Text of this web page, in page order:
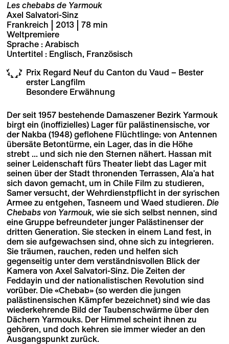
Les chebabs de Yarmouk
Axel Salvatori-Sinz
Frankreich | 2013 | 78 min
Weltpremiere
Sprache : Arabisch
Untertitel : Englisch, Französisch
Prix Regard Neuf du Canton du Vaud – Bester
erster Langfilm
Besondere Erwähnung
Der seit 1957 bestehende Damaszener Bezirk Yarmouk
birgt ein (inoffizielles) Lager für palästinensische, vor
der Nakba (1948) geflohene Flüchtlinge: von Antennen
übersäte Betontürme, ein Lager, das in die Höhe
strebt ... und sich nie den Sternen nähert. Hassan mit
seiner Leidenschaft fürs Theater liebt das Lager mit
seinen über der Stadt thronenden Terrassen, Ala'a hat
sich davon gemacht, um in Chile Film zu studieren,
Samer versucht, der Wehrdienstpflicht in der syrischen
Armee zu entgehen, Tasneem und Waed studieren. Die
Chebabs von Yarmouk, wie sie sich selbst nennen, sind
eine Gruppe befreundeter junger Palästinenser der
dritten Generation. Sie stecken in einem Land fest, in
dem sie aufgewachsen sind, ohne sich zu integrieren.
Sie träumen, rauchen, reden und helfen sich
gegenseitig unter dem verständnisvollen Blick der
Kamera von Axel Salvatori-Sinz. Die Zeiten der
Feddayin und der nationalistischen Revolution sind
vorüber. Die «Chebab» (so werden die jungen
palästinensischen Kämpfer bezeichnet) sind wie das
wiederkehrende Bild der Taubenschwärme über den
Dächern Yarmouks. Der Himmel scheint ihnen zu
gehören, und doch kehren sie immer wieder an den
Ausgangspunkt zurück.